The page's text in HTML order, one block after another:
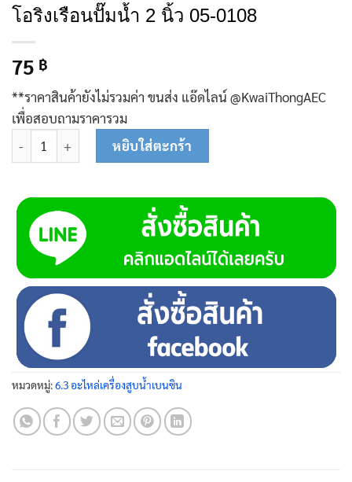
โอริงเรือนปั๊มน้ำ 2 นิ้ว 05-0108
75 ฿
**ราคาสินค้ายังไม่รวมค่า ขนส่ง แอ๊ดไลน์ @KwaiThongAEC
เพื่อสอบถามราคารวม
จำนวน โอริงเรือนปั๊มน้ำ 2 นิ้ว 05-0108 ชิ้น
หยิบใส่ตะกร้า
หมวดหมู่:6.3 อะไหล่เครื่องสูบน้ำเบนซิน